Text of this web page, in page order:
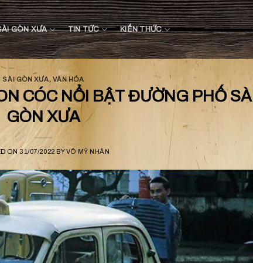
GÒN XƯA TIN TỨC KIẾN THỨC
SÀI GÒN XƯA, VĂN HÓA
CÓC NỔI BẬT ĐƯỜNG PHỐ SÀI
GÒN XƯA
ON31/07/2022 BYVÕ MỸ NHÂN